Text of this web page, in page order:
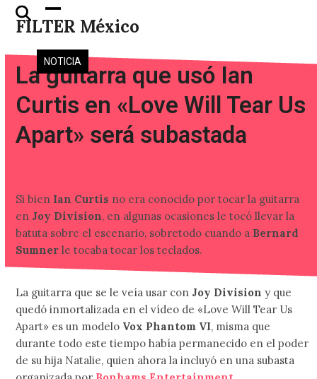
Skip
FILTER México
Open
mobile
menu
Close
mobile
menu
NOTICIA
La guitarra que usó Ian
Curtis en «Love Will Tear Us
Apart» será subastada
Si bien Ian Curtis no era conocido por tocar la guitarra
en Joy Division, en algunas ocasiones le tocó llevar la
batuta sobre el escenario, sobretodo cuando a Bernard
Sumner le tocaba tocar los teclados.
La guitarra que se le veía usar con Joy Division y que
quedó inmortalizada en el vídeo de «Love Will Tear Us
Apart» es un modelo Vox Phantom VI, misma que
durante todo este tiempo había permanecido en el poder
de su hija Natalie, quien ahora la incluyó en una subasta